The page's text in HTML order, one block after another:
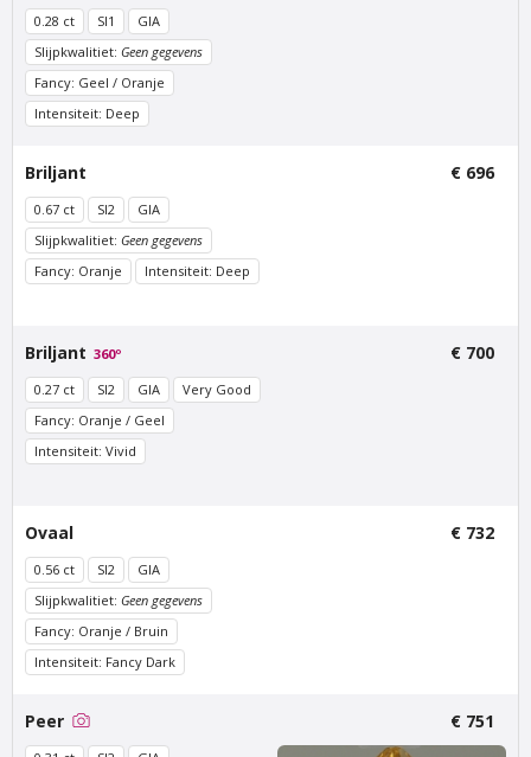
Van Amstel
Minervalaan
€ 500excl. BTW
Van Amstel Beethoven
€ 500excl. BTW
Van Amstel Cornelis
Van Amstel
0.28 ct SI1
GIA
Slijpkwalitiet: Geen gegevens
Fancy: Geel / Oranje
Intensiteit: Deep
Briljant € 696
0.67 ct SI2
GIA
Slijpkwalitiet: Geen gegevens
Fancy: Oranje
Intensiteit: Deep
Briljant 360º € 700
0.27 ct SI2 GIA
Very Good
Fancy: Oranje / Geel
Intensiteit: Vivid
Ovaal € 732
0.56 ct SI2
GIA
Slijpkwalitiet: Geen gegevens
Fancy: Oranje / Bruin
Intensiteit: Fancy Dark
Peer € 751